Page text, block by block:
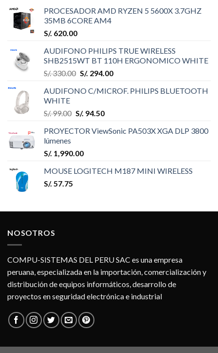
PROCESADOR AMD RYZEN 5 5600X 3.7GHZ
35MB 6CORE AM4
S/. 620.00
AUDIFONO PHILIPS TRUE WIRELESS
SHB2515WT BT 110H ERGONOMICO WHITE
S/.330.00 S/. 294.00
AUDIFONO C/MICROF. PHILIPS BLUETOOTH
WHITE
S/.99.00 S/. 94.50
PROYECTOR ViewSonic PA503X XGA DLP 3800
lúmenes
S/. 1,990.00
MOUSE LOGITECH M187 MINI WIRELESS
S/. 57.75
NOSOTROS
COMPU-SISTEMAS DEL PERU SAC es una empresa
peruana, especializada en la importación, comercialización y
distribución de equipos informáticos, desarrollo de
proyectos en seguridad electrónica e industrial